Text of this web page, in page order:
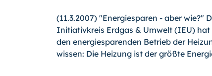
(11.3.2007) "Energiesparen - aber wie?"
Initiativkreis Erdgas & Umwelt (IEU)
den energiesparenden Betrieb der
wissen: Die Heizung ist der größte